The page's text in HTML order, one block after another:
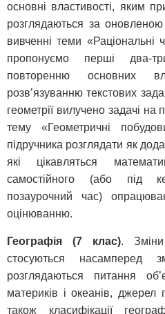
основні властивості, яким
розглядаються за
вивченні теми «Раціональні
пропонуємо перші два-
повторенню основних
розв’язуванню текстових
геометрії вилучено задачі
тему «Геометричні
підручника розглядати як
які цікавляться
самостійного (або під
позаурочний час)
оцінюванню.
Географія (7 клас). Зміни
стосуються насамперед
розглядаються питання
материків і океанів, джерел
також класифікації